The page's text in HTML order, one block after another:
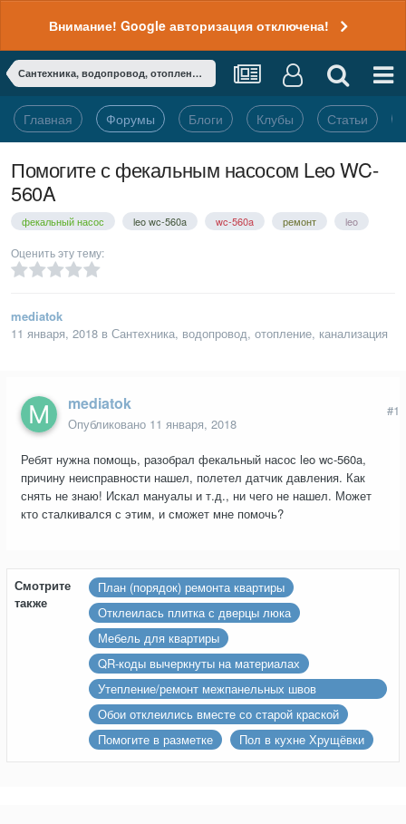
Внимание! Google авторизация отключена!
Сантехника, водопровод, отопление, канализация
Главная Форумы Блоги Клубы Статьи
Помогите с фекальным насосом Leo WC-
560A
фекальный насос leo wc-560a wc-560a ремонт leo
Оценить эту тему:
mediatok
11 января, 2018 в Сантехника, водопровод, отопление, канализация
mediatok
Опубликовано 11 января, 2018
#1
Ребят нужна помощь, разобрал фекальный насос leo wc-560a,
причину неисправности нашел, полетел датчик давления. Как
снять не знаю! Искал мануалы и т.д., ни чего не нашел. Может
кто сталкивался с этим, и сможет мне помочь?
Смотрите
также
План (порядок) ремонта квартиры
Отклеилась плитка с дверцы люка
Мебель для квартиры
QR-коды вычеркнуты на материалах
Утепление/ремонт межпанельных швов
ограждающей стены, квартира п44т последний
этаж
Обои отклеились вместе со старой краской
Помогите в разметке
Пол в кухне Хрущёвки